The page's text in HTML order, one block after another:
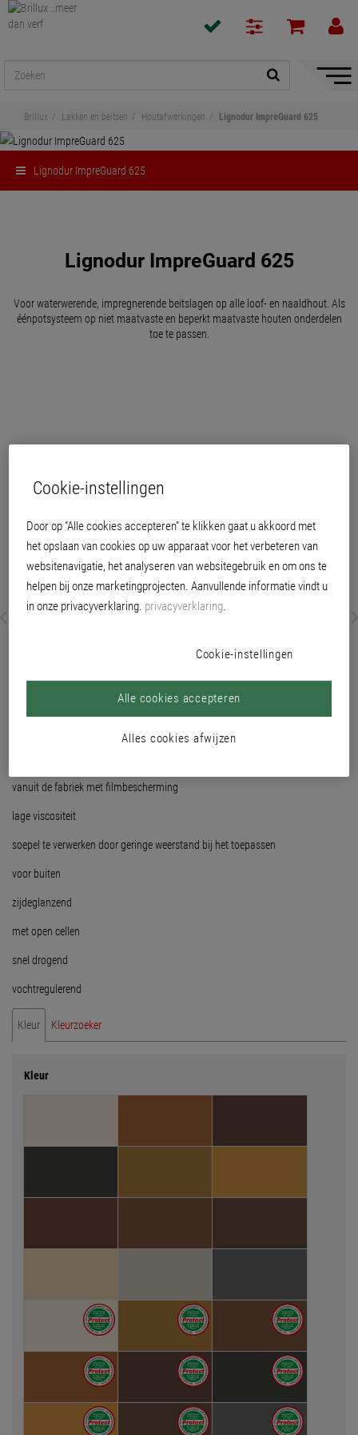
Brillux Lakken en beitsen Houtafwerkingen Lignodur ImpreGuard 625
Lignodur ImpreGuard 625
Lignodur ImpreGuard 625
Voor waterwerende, impregnerende beitslagen op alle loof- en naaldhout. Als
éénpotsysteem op niet maatvaste en beperkt maatvaste houten onderdelen
toe te passen.
aangroei van algen en schimmels op de afwerking)
vanuit de fabriek met filmbescherming
lage viscositeit
soepel te verwerken door geringe weerstand bij het toepassen
voor buiten
zijdeglanzend
met open cellen
snel drogend
vochtregulerend
Kleur Kleurzoeker
Kleur
Cookie-instellingen
Door op “Alle cookies accepteren” te klikken gaat u akkoord met
het opslaan van cookies op uw apparaat voor het verbeteren van
websitenavigatie, het analyseren van websitegebruik en om ons te
helpen bij onze marketingprojecten. Aanvullende informatie vindt u
in onze privacyverklaring. privacyverklaring.
Cookie-instellingen
Alles cookies afwijzen
Alle cookies accepteren